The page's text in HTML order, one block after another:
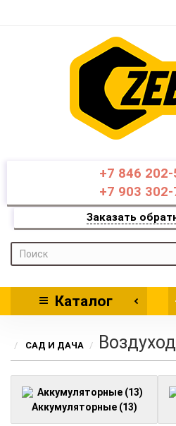
+7 846
+7 903
Заказать
Каталог
САД И ДАЧА
Аккумуляторные (13)